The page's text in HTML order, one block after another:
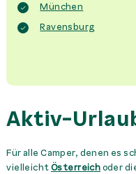
München
Ravensburg
Aktiv-
Für alle Camper, denen es
vielleichtÖsterreichoder